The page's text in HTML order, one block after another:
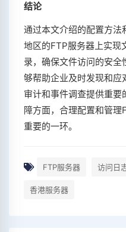
结论
通过本文介绍的配置方法
地区的FTP服务器上实现
录，确保文件访问的安
够帮助企业及时发现和应
审计和事件调查提供重
障方面，合理配置和管
重要的一环。
FTP服务器 访问日
香港服务器